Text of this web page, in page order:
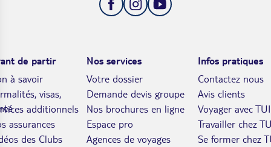
de partir
à savoir
visas,
additionnels
assurances
des Clubs
Nos services
Votre dossier
Demande devis groupe
Nos brochures en ligne
Espace pro
Agences de voyages
Infos pratiques
Contactez nous
Avis clients
Voyager avec TUI
Travailler chez
Se former chez